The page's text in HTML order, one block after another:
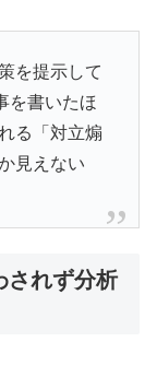
を提示して
を書いたほ
る「対立煽
見えない
されず分析